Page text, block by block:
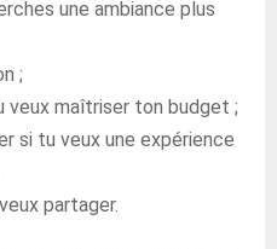
une ambiance plus
;
veux maîtriser ton budget ;
si tu veux une expérience
partager.